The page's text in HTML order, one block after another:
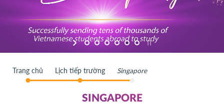
Trang chủ Lịch tiếp trường Singapore
SINGAPORE